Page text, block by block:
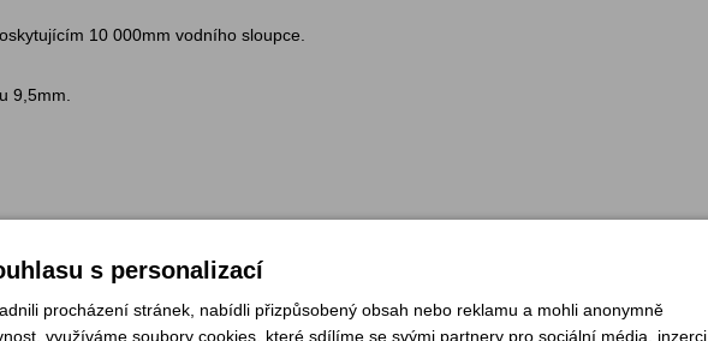
10 000mm vodního sloupce.
9,5mm.
s personalizací
procházení stránek, nabídli přizpůsobený obsah nebo reklamu a mohli anonymně
využíváme soubory cookies, které sdílíme se svými partnery pro sociální média, inzerci